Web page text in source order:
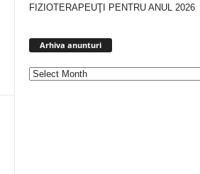
FIZIOTERAPEUŢI PENTRU ANUL 2026
Arhiva anunturi